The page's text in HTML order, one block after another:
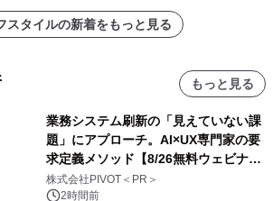
スタイルの新着をもっと見る
もっと見る
業務システム刷新の「見えていない課
題」にアプローチ。AI×UX専門家の要
求定義メソッド【8/26無料ウェビナ
ー】株式会社PIVOT
株式会社PIVOT＜PR＞
2時間前